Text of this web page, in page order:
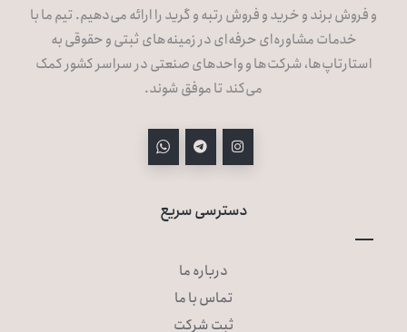
و فروش برند و خرید و فروش رتبه و گرید را ارائه می‌دهیم. تیم ما با
خدمات مشاوره‌ای حرفه‌ای در زمینه‌های ثبتی و حقوقی به
استارتاپ‌ها، شرکت‌ها و واحدهای صنعتی در سراسر کشور کمک
می‌کند تا موفق شوند.
دسترسی سریع
درباره ما
تماس با ما
ثبت شرکت